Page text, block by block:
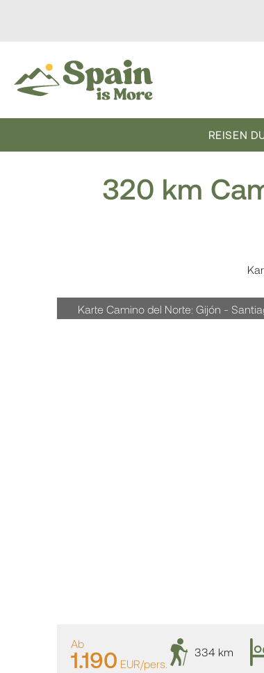
REISEN
320 km
Karte Camino del Norte: Gijón -
Ab
1.190 EUR/pers.
334 km